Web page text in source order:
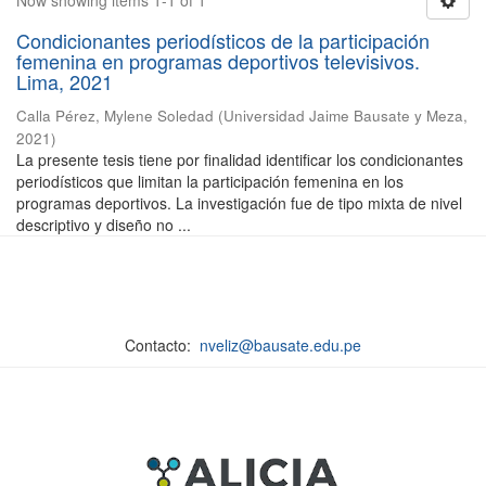
Condicionantes periodísticos de la participación
femenina en programas deportivos televisivos.
Lima, 2021
Calla Pérez, Mylene Soledad (Universidad Jaime Bausate y Meza,
2021)
La presente tesis tiene por finalidad identificar los condicionantes
periodísticos que limitan la participación femenina en los
programas deportivos. La investigación fue de tipo mixta de nivel
descriptivo y diseño no ...
Contacto: nveliz@bausate.edu.pe